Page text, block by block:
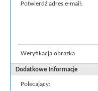
Potwierdź adres e-mail:
Weryfikacja obrazka
Dodatkowe Informacje
Polecający: